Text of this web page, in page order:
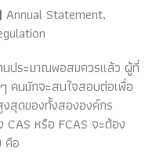
Annual Statement,
นประมาณพอสมควรแล้ว ผู้ที่
คนมักจะสนใจสอบต่อเพื่อ
สุดของทั้งสององค์กร
CAS หรือ FCAS จะต้อง
คือ